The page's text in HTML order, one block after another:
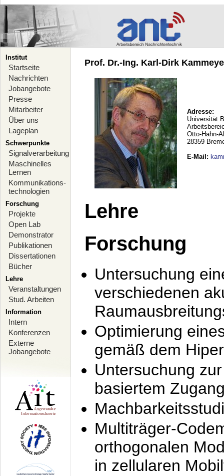
Institut
Startseite
Nachrichten
Jobangebote
Presse
Mitarbeiter
Über uns
Lageplan
Schwerpunkte
Signalverarbeitung
Maschinelles
Lernen
Kommunikations-
technologien
Forschung
Projekte
Open Lab
Demonstrator
Publikationen
Dissertationen
Bücher
Lehre
Veranstaltungen
Stud. Arbeiten
Information
Intern
Konferenzen
Externe
Jobangebote
Prof. Dr.-Ing. Karl-Dirk
Adresse:
Universität
Otto-Hahn-
28359
E-Mail :
Lehre
Forschung
Untersuchung
verschiedenen
Optimierung
gemäß dem
Untersuchung
basiertem
Multiträger-
orthogonalen
in zellularen